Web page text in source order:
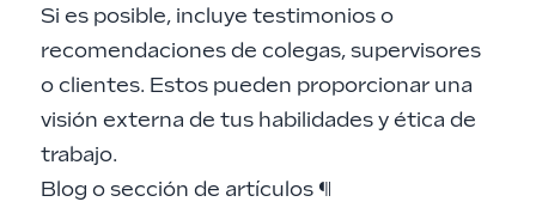
Si es posible, incluye testimonios o
recomendaciones de colegas, supervisores
o clientes. Estos pueden proporcionar una
visión externa de tus habilidades y ética de
trabajo.
Blog o sección de artículos ¶